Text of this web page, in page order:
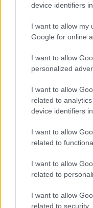
device identifiers
I want to allow my
Google for online
I want to allow
personalized
I want to allow
related to
device identifiers
I want to allow
related to
I want to allow
related to
I want to allow
related to
SEDUTE